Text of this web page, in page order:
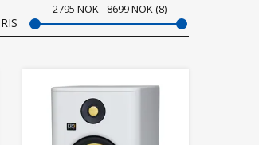
2795 NOK 8699NOK 8